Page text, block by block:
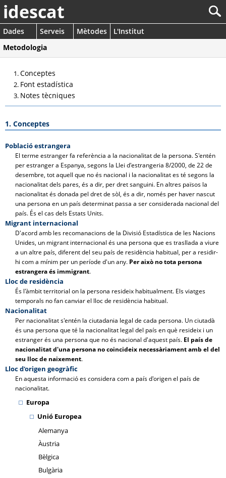
idescat
Dades Serveis Mètodes
L'Institut
Metodologia
Conceptes
Font estadística
Notes tècniques
1. Conceptes
Població estrangera
El terme estranger fa referència a la nacionalitat de la persona. S'entén
per estranger a Espanya, segons la Llei d'estrangeria 8/2000, de 22 de
desembre, tot aquell que no és nacional i la nacionalitat es té segons la
nacionalitat dels pares, és a dir, per dret sanguini. En altres països la
nacionalitat és donada pel dret de sòl, és a dir, només per haver nascut
una persona en un país determinat passa a ser considerada nacional del
país. És el cas dels Estats Units.
Migrant internacional
D'acord amb les recomanacions de la Divisió Estadística de les Nacions
Unides, un migrant internacional és una persona que es trasllada a viure
a un altre país, diferent del seu país de residència habitual, per a residir-
hi com a mínim per un període d'un any. Per això no tota persona
estrangera és immigrant.
Lloc de residència
És l'àmbit territorial on la persona resideix habitualment. Els viatges
temporals no fan canviar el lloc de residència habitual.
Nacionalitat
Per nacionalitat s'entén la ciutadania legal de cada persona. Un ciutadà
és una persona que té la nacionalitat legal del país en què resideix i un
estranger és una persona que no és nacional d'aquest país. El país de
nacionalitat d'una persona no coincideix necessàriament amb el del
seu lloc de naixement.
Lloc d'origen geogràfic
En aquesta informació es considera com a país d'origen el país de
nacionalitat.
Europa
Unió Europea
Alemanya
Àustria
Bèlgica
Bulgària